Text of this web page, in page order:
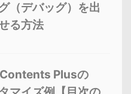
（デバッグ）を出
る方法
Plusの